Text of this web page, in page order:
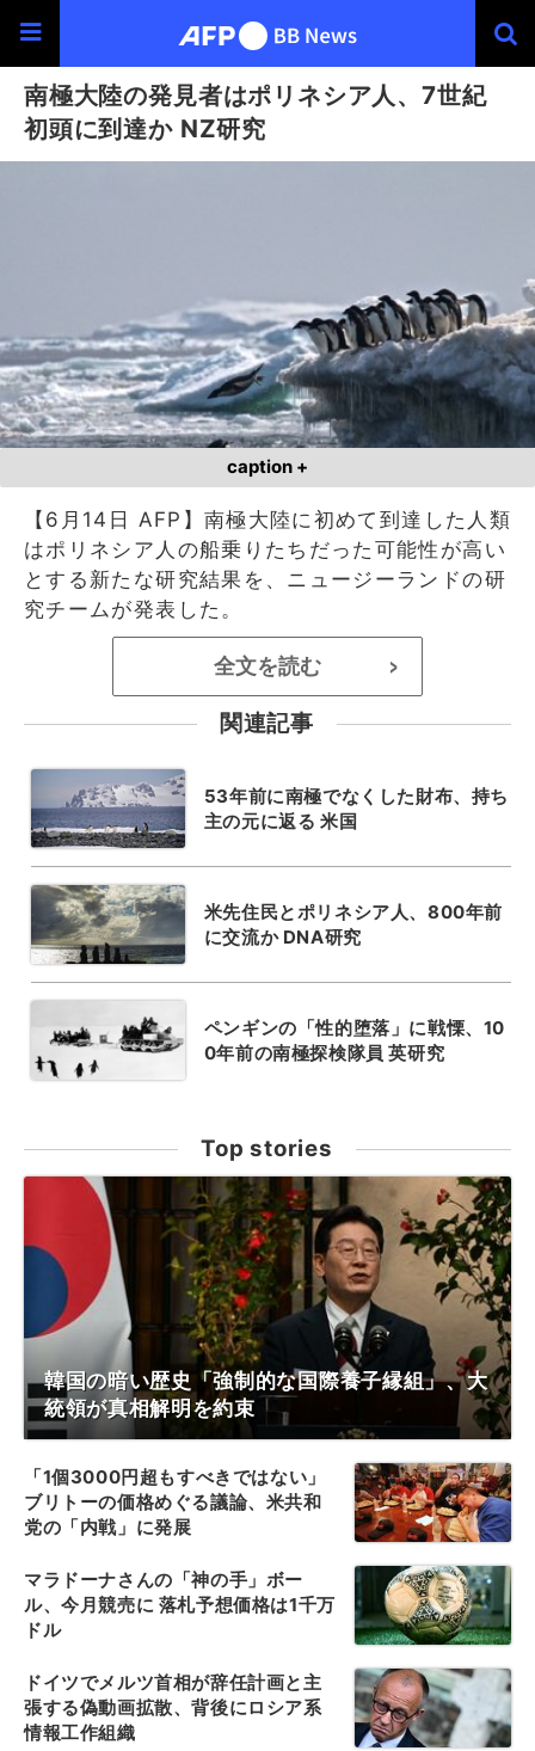
南極大陸の発見者はポリネシア人、7世紀
初頭に到達か NZ研究
caption +
【6月14日 AFP】南極大陸に初めて到達した人類
はポリネシア人の船乗りたちだった可能性が高い
とする新たな研究結果を、ニュージーランドの研
究チームが発表した。
全文を読む >
関連記事
53年前に南極でなくした財布、持ち
主の元に返る 米国
米先住民とポリネシア人、800年前
に交流か DNA研究
ペンギンの「性的堕落」に戦慄、10
0年前の南極探検隊員 英研究
Top stories
韓国の暗い歴史「強制的な国際養子縁組」、大
統領が真相解明を約束
「1個3000円超もすべきではない」
ブリトーの価格めぐる議論、米共和
党の「内戦」に発展
マラドーナさんの「神の手」ボー
ル、今月競売に 落札予想価格は1千万
ドル
ドイツでメルツ首相が辞任計画と主
張する偽動画拡散、背後にロシア系
情報工作組織